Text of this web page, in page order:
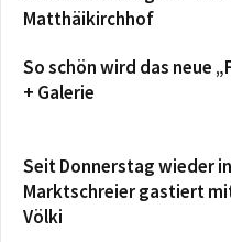
Matthäikirchhof
So schön wird das neue
+ Galerie
Seit Donnerstag wieder
Marktschreier gastiert
Völki